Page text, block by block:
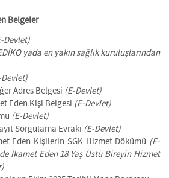
Belgeler
Devlet)
yada en yakın sağlık kuruluşlarından
Devlet)
Adres Belgesi (E-Devlet)
Eden Kişi Belgesi (E-Devlet)
(E-Devlet)
Sorgulama Evrakı (E-Devlet)
Eden Kişilerin SGK Hizmet Dökümü (E-
İkamet Eden 18 Yaş Üstü Bireyin Hizmet